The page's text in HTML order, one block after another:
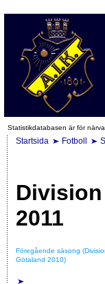
Statistikdatabasen är för
Startsida Fotboll
2011
Föregående säsong
Götaland 2010)